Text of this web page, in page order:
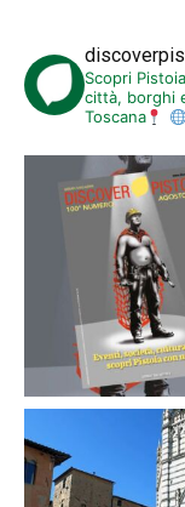
Scopri
città, borghi
Toscana